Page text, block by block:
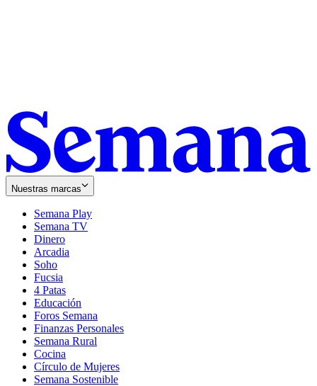
Nuestras marcas
Semana Play
Semana TV
Dinero
Arcadia
Soho
in
new
window
Fucsia
in
new
window
4 Patas
Educación
Foros Semana
Finanzas Personales
Semana Rural
Cocina
Círculo de Mujeres
Semana Sostenible